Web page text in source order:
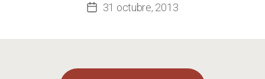
Fecha
31 octubre, 2013